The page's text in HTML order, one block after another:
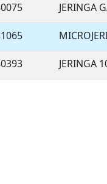
JERINGA
JERINGA